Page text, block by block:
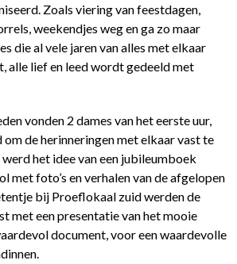
Zoals viering van feestdagen,
weekendjes weg en ga zo maar
die al vele jaren van alles met elkaar
alle lief en leed wordt gedeeld met
vonden 2 dames van het eerste uur,
om de herinneringen met elkaar vast te
het idee van een jubileumboek
met foto’s en verhalen van de afgelopen
bij Proeflokaal zuid werden de
met een presentatie van het mooie
document, voor een waardevolle